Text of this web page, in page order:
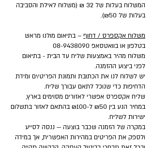
המשלוח בעלות של 32 ₪ (משלוח לאילת והסביבה
בעלות של ₪50).
משלוח אקספרס / דחוף – בתיאום מולנו מראש
בטלפון או בוואטסאפ 08-9438090
משלוח מהיר באמצעות שליח עד הבית - בתיאום
לפני ביצוע ההזמנה.
יש לשלוח לנו את הכתובת ותמונת הפריט/ים ומידת
הדחיפות כדי שנוכל לתאם עבורך שליח.
שליח אקספרס אפשרי לאזורים מסוימים בארץ,
במחיר הנע בין ₪50 ל-₪100 בהתאם לאזור בתשלום
ישירות לשליח.
במקרה של הזמנה שכבר בוצעה — ננסה לסייע
ולספק את הפריטים במהירות האפשרית, אך במידה